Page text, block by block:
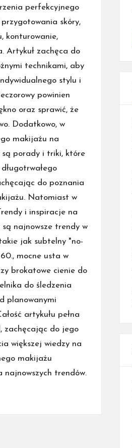
perfekcyjnego
skóry,
konturowanie,
Artykuł zachęca do
technikami, aby
stylu i
powinien
oraz sprawić, że
Dodatkowo, w
makijażu na
są porady i triki, które
do poznania
Natomiast w
i inspiracje na
najnowsze trendy w
jak subtelny "no-
mocne usta w
brokatowe cienie do
do śledzenia
planowanymi
artykułu pełna
zachęcając do jego
większej wiedzy na
makijażu
najnowszych trendów.